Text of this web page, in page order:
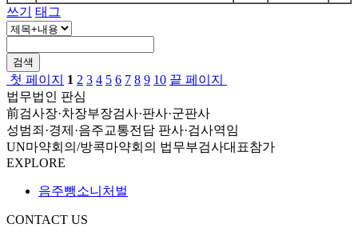
쓰기
태그
검색
첫 페이지 1 2 3 4 5 6 7 8 9 10 끝 페이지
법무법인 판심
前검사장·차장부장검사·판사·군판사
성범죄·경제·음주교통전담 판사·검사역임
UN마약회의/방콕마약회의 법무부검사대표참가
EXPLORE
음주뺑소니처벌
CONTACT US